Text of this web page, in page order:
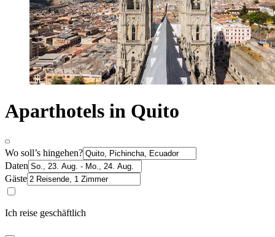
Aparthotels in Quito
Wo soll’s hingehen?
Daten
Gäste
Ich reise geschäftlich